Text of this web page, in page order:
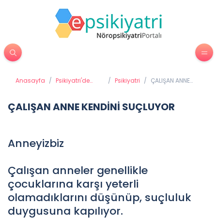
Anasayfa / Psikiyatri'de
/ Psikiyatri / ÇALIŞAN ANNE
ÇALIŞAN ANNE KENDİNİ SUÇLUYOR
Anneyizbiz
Çalışan anneler genellikle
çocuklarına karşı yeterli
olamadıklarını düşünüp, suçluluk
duygusuna kapılıyor.